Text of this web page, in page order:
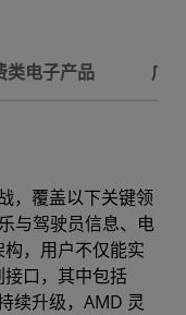
类电子产品 广
，覆盖以下关键领
与驾驶员信息、电
，用户不仅能实
口，其中包括
续升级，AMD 灵